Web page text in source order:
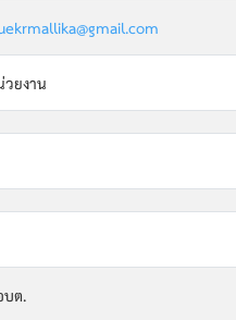
ยงาน
บต.